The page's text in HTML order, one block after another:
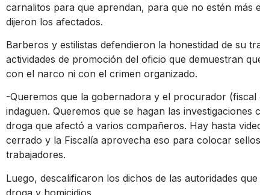
carnalitos para que aprendan, para que no estén más
dijeron los afectados.
Barberos y estilistas defendieron la honestidad de su
actividades de promoción del oficio que demuestran
con el narco ni con el crimen organizado.
-Queremos que la gobernadora y el procurador
indaguen. Queremos que se hagan las
droga que afectó a varios compañeros. Hay hasta
cerrado y la Fiscalía aprovecha eso para colocar
trabajadores.
Luego, descalificaron los dichos de las autoridades
droga y homicidios.